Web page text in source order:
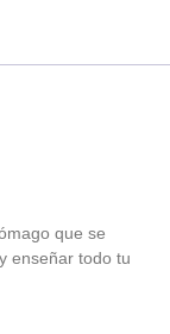
que se
enseñar todo tu